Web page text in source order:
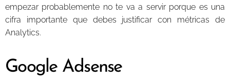
empezar probablemente no te va a servir porque es una
cifra importante que debes justificar con métricas de
Analytics.
Google Adsense